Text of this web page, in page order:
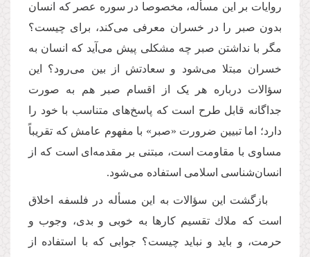
روایات بر این مسأله، مخصوصا در سوره عصر که انسان
بدون صبر را در خسران معرفی می‌كند، برای چیست؟
مگر با نداشتن صبر چه مشکلی پیش می‌آید که انسان به
خسران مبتلا می‌شود و سعادتش از بین می‌رود؟ این
سؤالات درباره هر یک از اقسام صبر هم به صورت
جداگانه قابل طرح است كه پاسخ‌های متناسب با خود را
دارد؛ اما تبیین ضرورت «صبر» با مفهوم عامش که تقریباً
مساوی با مقاومت است، مبتنی بر مقدمه‌ای است که از
انسان‌شناسی اسلامی استفاده می‌شود.
بازگشت این سؤالات به این مسأله در فلسفه اخلاق
است که ملاك تقسیم كارها به خوبی و بدی، وجوب و
حرمت، و باید و نباید چیست؟ جوابی که با استفاده از